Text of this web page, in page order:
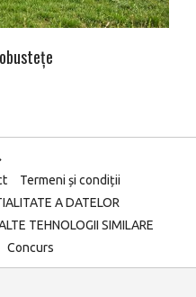
Termeni și condiții
A DATELOR
TEHNOLOGII SIMILARE
Concurs